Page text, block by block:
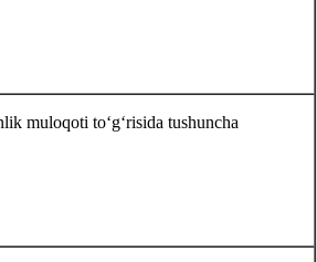
muloqoti toʻgʻrisida tushuncha